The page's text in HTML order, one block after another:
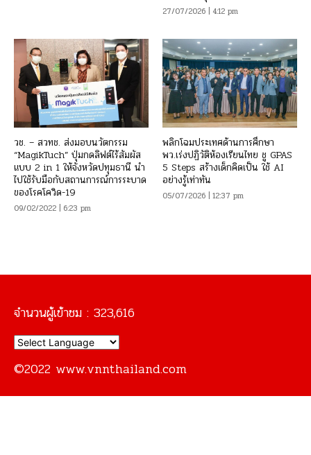
27/07/2026 | 4:12 pm
วช. – สวทช. ส่งมอบนวัตกรรม
“MagikTuch” ปุ่มกดลิฟต์ไร้สัมผัส
แบบ 2 in 1 ให้จังหวัดปทุมธานี นำ
ไปใช้รับมือกับสถานการณ์การระบาด
ของโรคโควิด-19
09/02/2022 | 6:23 pm
พลิกโฉมประเทศด้านการศึกษา
พว.เร่งปฏิวัติห้องเรียนไทย ชู GPAS
5 Steps สร้างเด็กคิดเป็น ใช้ AI
อย่างรู้เท่าทัน
05/07/2026 | 12:37 pm
จำนวนผู้เข้าชม : 323,616
©2022 www.vnnthailand.com